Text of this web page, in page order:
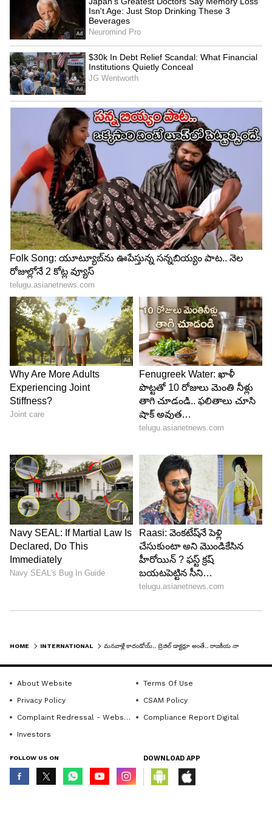
HOME INTERNATIONAL మనవాళ్లే కాదండోయ్.. బ్రెజిల్ డాక్టర్లూ అంతే.. రాజకీయ నాయకుడి కడుపులో కత్తెర పెట్టి కుట్లేశారు..6 రోజుల తర్వాత
About Website
Terms Of Use
Privacy Policy
CSAM Policy
Complaint Redressal - Website
Compliance Report Digital
Investors
FOLLOW US ON DOWNLOAD APP